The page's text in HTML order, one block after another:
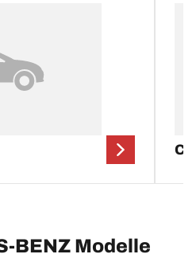
BENZ Modelle